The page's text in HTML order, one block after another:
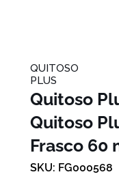
QUITOSO
PLUS
Quitoso
Quitoso
Frasco 60
FG000568